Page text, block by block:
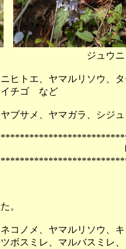
ジュウニヒ
ヒトエ、ヤマルリソウ、
チゴ など
ブサメ、ヤマガラ、シジ
日 （水
。
コノメ、ヤマルリソウ、
スミレ、マルバスミレ、